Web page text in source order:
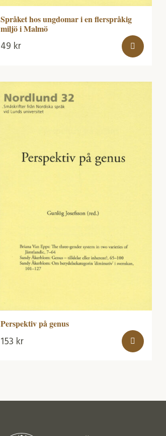
Språket hos ungdomar i en flerspråkig
miljö i Malmö
49 kr
Perspektiv på genus
153 kr